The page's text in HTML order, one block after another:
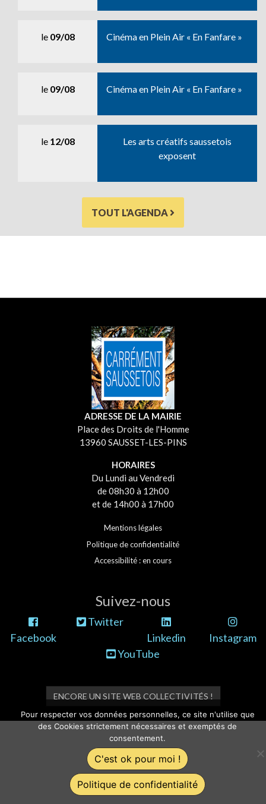
le 09/08 Cinéma en Plein Air « En Fanfare »
le 09/08 Cinéma en Plein Air « En Fanfare »
le 12/08
Les arts créatifs saussetois
exposent
TOUT L'AGENDA
ADRESSE DE LA MAIRIE
Place des Droits de l'Homme
13960 SAUSSET-LES-PINS
HORAIRES
Du Lundi au Vendredi
de 08h30 à 12h00
et de 14h00 à 17h00
Mentions légales
Politique de confidentialité
Accessibilité : en cours
Suivez-nous
Facebook
Twitter
Linkedin
Instagram
YouTube
ENCORE UN SITE WEB COLLECTIVITÉS !
Pour respecter vos données personnelles, ce site n'utilise que
des Cookies strictement nécessaires et exemptés de
consentement.
C'est ok pour moi !
Politique de confidentialité